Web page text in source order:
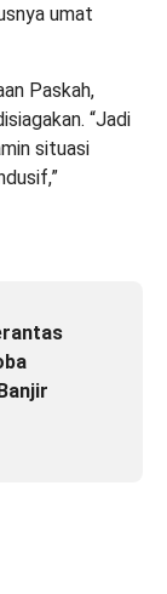
umat
Paskah,
“Jadi
situasi